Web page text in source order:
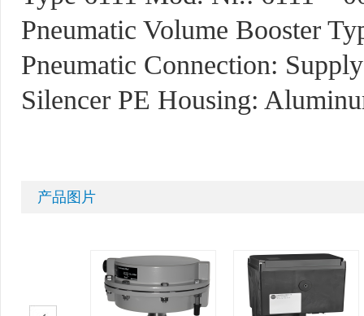
Pneumatic Volume Booster
Pneumatic Connection:
Silencer PE Housing:
产品图片